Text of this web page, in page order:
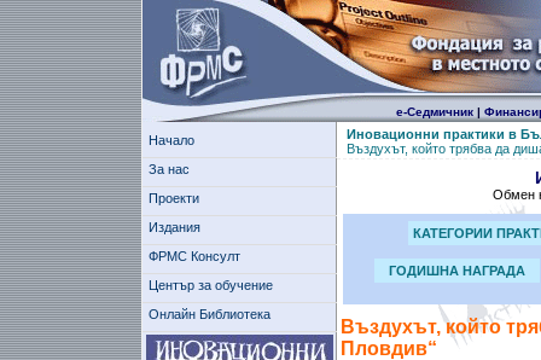
е-Седмичник|
Начало
За нас
Проекти
Издания
ФРМС Консулт
Център за обучение
Онлайн Библиотека
Иновационни практики в
Въздухът, който трябва да
Обмен
КАТЕГОРИИ
ГОДИШНА НАГРАДА
Въздухът, който
Пловдив“